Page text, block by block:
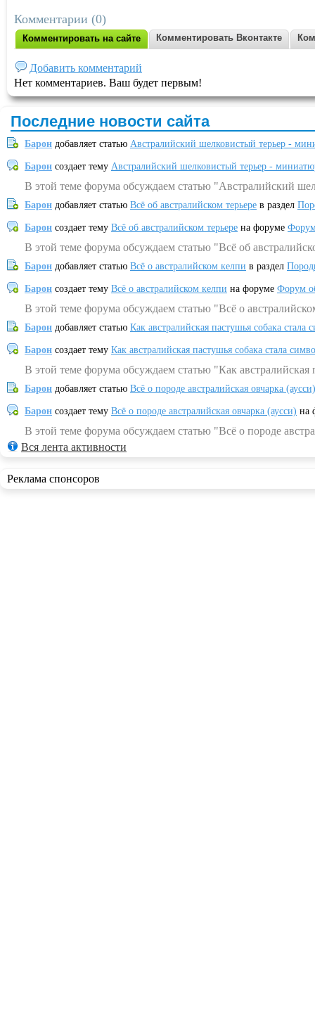
Комментарии (0)
Комментировать на сайте Комментировать Вконтакте
Добавить комментарий
Нет комментариев. Ваш будет первым!
Последние новости сайта
Барон добавляет статью Австралийский шелковистый терьер -
Барон создает тему Австралийский шелковистый терьер -
В этой теме форума обсуждаем статью "Австралийский
Барон добавляет статью Всё об австралийском терьере в раздел
Барон создает тему Всё об австралийском терьере на форуме
В этой теме форума обсуждаем статью "Всё об
Барон добавляет статью Всё о австралийском келпи в раздел
Барон создает тему Всё о австралийском келпи на форуме Форум
В этой теме форума обсуждаем статью "Всё о
Барон добавляет статью Как австралийская пастушья собака
Барон создает тему Как австралийская пастушья собака стала
В этой теме форума обсуждаем статью "Как
Барон добавляет статью Всё о породе австралийская овчарка (аусси)
Барон создает тему Всё о породе австралийская овчарка (аусси) на
В этой теме форума обсуждаем статью "Всё о породе
Вся лента активности
Реклама спонсоров